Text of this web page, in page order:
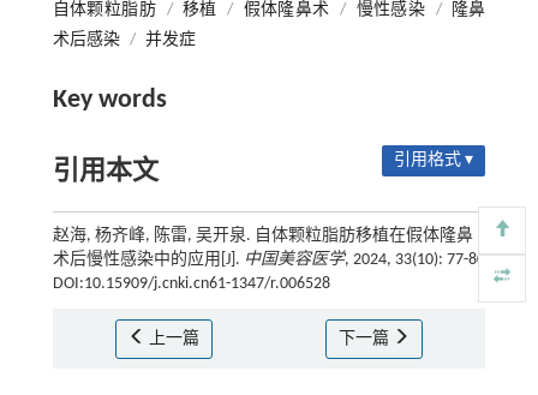
自体颗粒脂肪 / 移植 / 假体隆鼻术 / 慢性感染 /
隆鼻
术后感染 / 并发症
Key words
引用本文 引用格式 ▾
赵海, 杨齐峰, 陈雷, 吴开泉. 自体颗粒脂肪移植在假体隆鼻
术后慢性感染中的应用[J]. 中国美容医学, 2024, 33(10): 77-80
DOI:10.15909/j.cnki.cn61-1347/r.006528
上一篇 下一篇